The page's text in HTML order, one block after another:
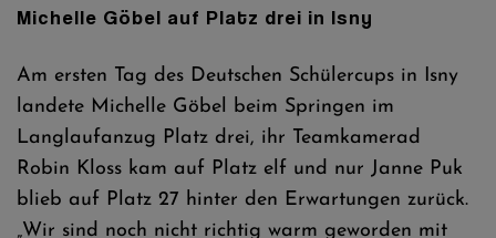
Michelle Göbel auf Platz drei in Isny
Am ersten Tag des Deutschen Schülercups in Isny
landete Michelle Göbel beim Springen im
Langlaufanzug Platz drei, ihr Teamkamerad
Robin Kloss kam auf Platz elf und nur Janne Puk
blieb auf Platz 27 hinter den Erwartungen zurück.
„Wir sind noch nicht richtig warm geworden mit